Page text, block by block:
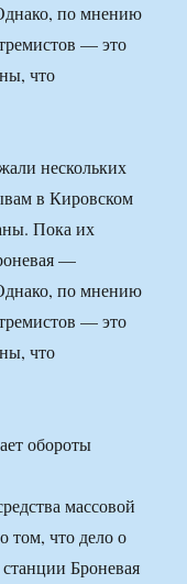
по мнению
— это
что
нескольких
в Кировском
Пока их
—
по мнению
— это
что
массовой
том, что дело о
Броневая